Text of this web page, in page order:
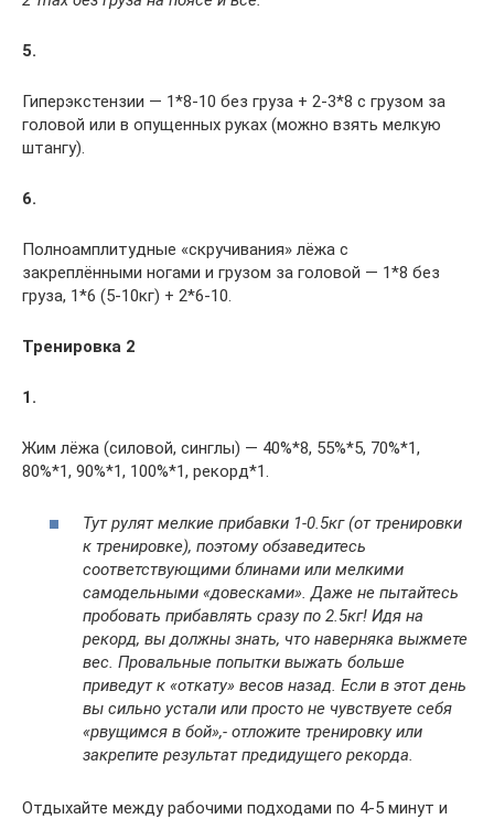
5.
Гиперэкстензии — 1*8-10 без груза + 2-3*8 с грузом за
головой или в опущенных руках (можно взять мелкую
штангу).
6.
Полноамплитудные «скручивания» лёжа с
закреплёнными ногами и грузом за головой — 1*8 без
груза, 1*6 (5-10кг) + 2*6-10.
Тренировка 2
1.
Жим лёжа (силовой, синглы) — 40%*8, 55%*5, 70%*1,
80%*1, 90%*1, 100%*1, рекорд*1.
Тут рулят мелкие прибавки 1-0.5кг (от тренировки
к тренировке), поэтому обзаведитесь
соответствующими блинами или мелкими
самодельными «довесками». Даже не пытайтесь
пробовать прибавлять сразу по 2.5кг! Идя на
рекорд, вы должны знать, что наверняка выжмете
вес. Провальные попытки выжать больше
приведут к «откату» весов назад. Если в этот день
вы сильно устали или просто не чувствуете себя
«рвущимся в бой»,- отложите тренировку или
закрепите результат предидущего рекорда.
Отдыхайте между рабочими подходами по 4-5 минут и